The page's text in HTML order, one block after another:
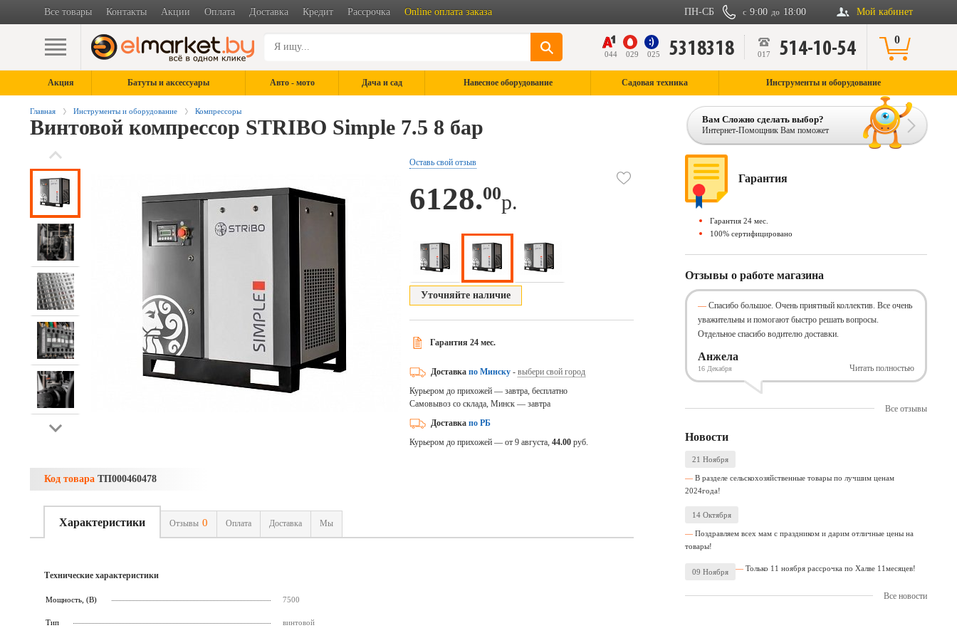
Все товары Контакты Акции Оплата Доставка Кредит Рассрочка Online оплата заказа Мой кабинет
с 9:00 до 18:00
ПН-СБ
044 029 025 5318318 017 514-10-54 0
Акция Батуты и аксессуары Авто - мото Дача и сад Навесное оборудование Садовая техника Инструменты и оборудование
Главная Инструменты и оборудование Компрессоры
Винтовой компрессор STRIBO Simple 7.5 8 бар Вам Сложно сделать выбор?
Интернет-Помощник Вам поможет
Оставь свой отзыв
6128.00р.
Уточняйте наличие
Гарантия 24 мес.
Доставка по Минску- выбери свой город
Курьером до прихожей — завтра, бесплатно
Самовывоз со склада, Минск — завтра
Доставка по РБ
Курьером до прихожей — от 9 августа, 44.00 руб.
Код товара ТП000460478
Характеристики Отзывы 0 Оплата Доставка Мы
Технические характеристики
Мощность, (В) 7500
Тип винтовой
Гарантия
Гарантия 24 мес.
100% сертифицировано
Отзывы о работе магазина
Спасибо большое. Очень приятный коллектив. Все очень
уважительны и помогают быстро решать вопросы.
Отдельное спасибо водителю доставки.
Анжела
16 Декабря Читать полностью
Все отзывы
Новости
21 Ноября
В разделе сельскохозяйственные товары по лучшим ценам
2024года!
14 Октября
Поздравляем всех мам с праздником и дарим отличные цены на
товары!
09 Ноября Только 11 ноября рассрочка по Халве 11месяцев!
Все новости